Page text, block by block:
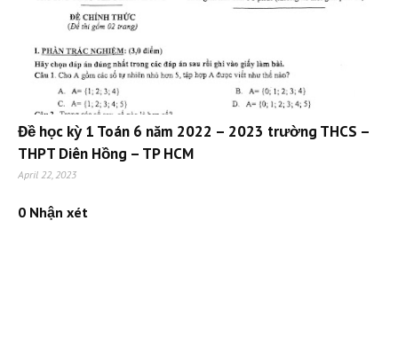
Đề học kỳ 1 Toán 6 năm 2022 – 2023 trường THCS –
THPT Diên Hồng – TP HCM
April 22, 2023
0 Nhận xét